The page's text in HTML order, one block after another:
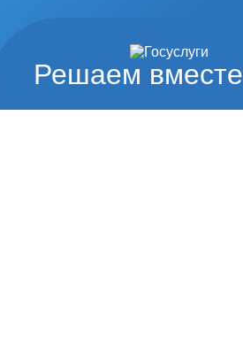
Решаем вместе